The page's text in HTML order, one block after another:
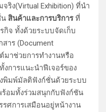
ง(Virtual Exhibition) ที่นำ
น สินค้าและการบริการที่
จ ทั้งด้วยระบบจัดเก็บ
าร (Document
มาช่วยการทำงานหรือ
การแนะนำฟีเจอร์ของ
พิมพ์มัลติฟังก์ชั่นด้วยระบบ
อมทั้งร่วมสนุกกับฟังก์ชัน
ศการเสมือนอยู่หน้างาน